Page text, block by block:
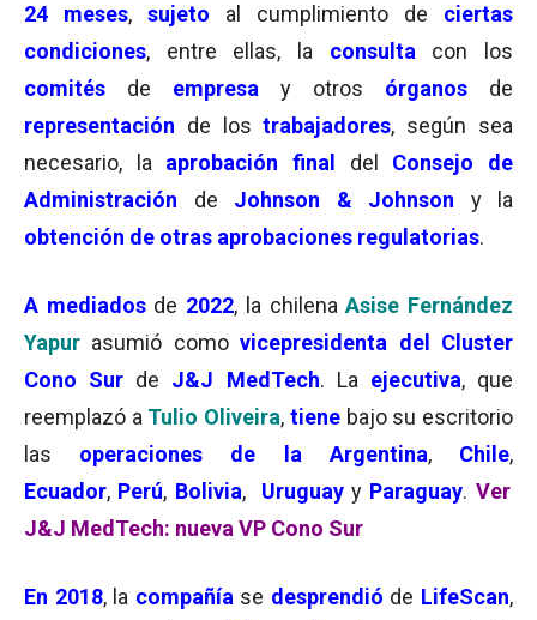
24 meses, sujeto al cumplimiento de ciertas
condiciones, entre ellas, la consulta
con los
comités
de empresa y otros órganos
de
representación de lostrabajadores, según sea
necesario, la aprobación final del Consejo de
Administración de Johnson & Johnson y la
obtención de otras aprobaciones regulatorias.
A mediadosde 2022, la chilenaAsise Fernández
Yapur asumió comovicepresidenta del Cluster
Cono Sur de J&J MedTech. La ejecutiva, que
reemplazó a Tulio Oliveira, tiene bajo su escritorio
las operaciones de la Argentina, Chile,
Ecuador, Perú, Bolivia, Uruguayy Paraguay. Ver
J&J MedTech: nueva VP Cono Sur
En 2018, la compañía se desprendió de LifeScan,